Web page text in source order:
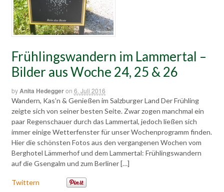
Frühlingswandern im Lammertal –
Bilder aus Woche 24, 25 & 26
byAnita Hedeggeron 6. Juli 2016
Wandern, Kas’n & Genießen im Salzburger Land Der Frühling
zeigte sich von seiner besten Seite. Zwar zogen manchmal ein
paar Regenschauer durch das Lammertal, jedoch ließen sich
immer einige Wetterfenster für unser Wochenprogramm finden.
Hier die schönsten Fotos aus den vergangenen Wochen vom
Berghotel Lämmerhof und dem Lammertal: Frühlingswandern
auf die Gsengalm und zum Berliner […]
Twittern